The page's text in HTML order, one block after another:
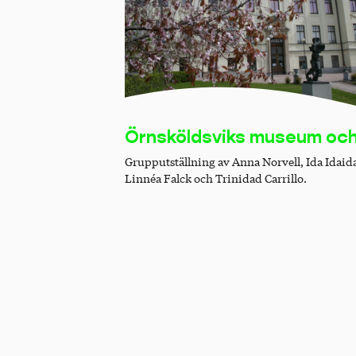
Örnsköldsviks museum
konsthall
Grupputställning av Anna Norvell, Ida
Linnéa Falck och Trinidad Carrillo.